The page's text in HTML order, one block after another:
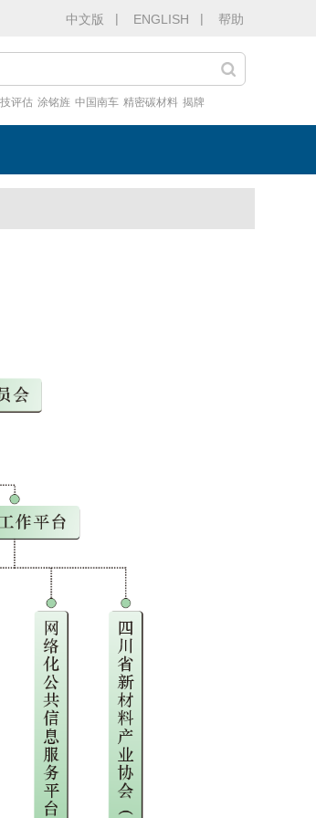
中文版 | ENGLISH | 帮助
评估 涂铭旌 中国南车 精密碳材料 揭牌